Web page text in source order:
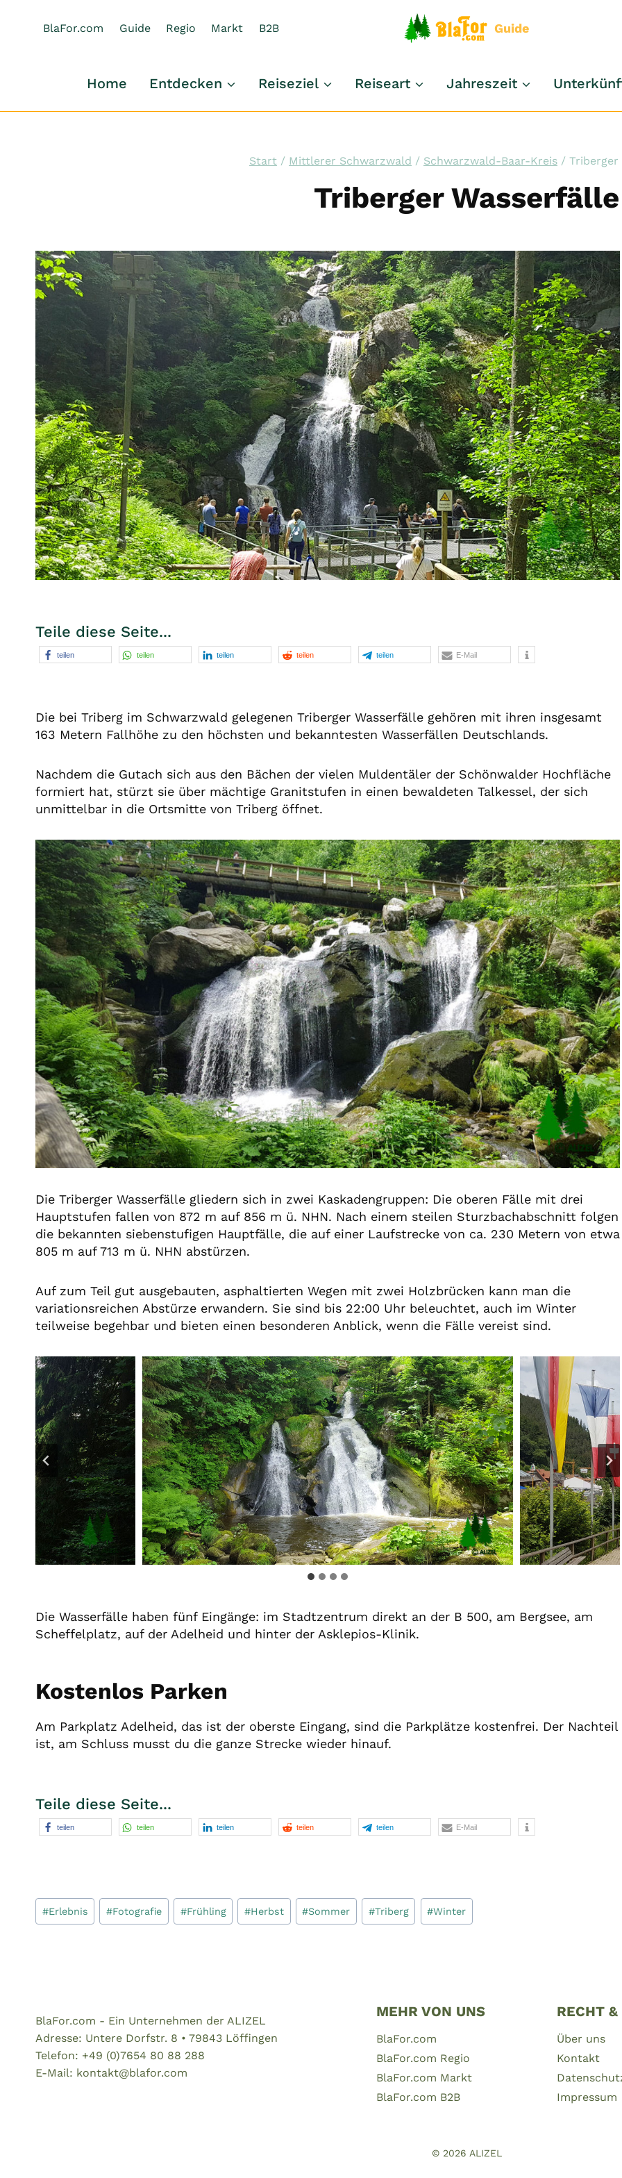
BlaFor.com Guide Regio Markt B2B Guide
Home Entdecken Reiseziel Reiseart Jahreszeit
Start / Mittlerer Schwarzwald / Schwarzwald-Baar-Kreis / Triberger
Triberger Wasserfälle
Teile diese Seite...
teilen teilen teilen teilen teilen E-Mail
Die bei Triberg im Schwarzwald gelegenen Triberger Wasserfälle gehören mit ihren insgesamt
163 Metern Fallhöhe zu den höchsten und bekanntesten Wasserfällen Deutschlands.
Nachdem die Gutach sich aus den Bächen der vielen Muldentäler der Schönwalder Hochfläche
formiert hat, stürzt sie über mächtige Granitstufen in einen bewaldeten Talkessel, der sich
unmittelbar in die Ortsmitte von Triberg öffnet.
Die Triberger Wasserfälle gliedern sich in zwei Kaskadengruppen: Die oberen Fälle mit drei
Hauptstufen fallen von 872 m auf 856 m ü. NHN. Nach einem steilen Sturzbachabschnitt folgen
die bekannten siebenstufigen Hauptfälle, die auf einer Laufstrecke von ca. 230 Metern von etwa
805 m auf 713 m ü. NHN abstürzen.
Auf zum Teil gut ausgebauten, asphaltierten Wegen mit zwei Holzbrücken kann man die
variationsreichen Abstürze erwandern. Sie sind bis 22:00 Uhr beleuchtet, auch im Winter
teilweise begehbar und bieten einen besonderen Anblick, wenn die Fälle vereist sind.
Die Wasserfälle haben fünf Eingänge: im Stadtzentrum direkt an der B 500, am Bergsee, am
Scheffelplatz, auf der Adelheid und hinter der Asklepios-Klinik.
Kostenlos Parken
Am Parkplatz Adelheid, das ist der oberste Eingang, sind die Parkplätze kostenfrei. Der Nachteil
ist, am Schluss musst du die ganze Strecke wieder hinauf.
Teile diese Seite...
teilen teilen teilen teilen teilen E-Mail
Schlagworte:
#Erlebnis #Fotografie #Frühling #Herbst #Sommer #Triberg #Winter
BlaFor.com - Ein Unternehmen der ALIZEL
Adresse: Untere Dorfstr. 8 • 79843 Löffingen
Telefon: +49 (0)7654 80 88 288
E-Mail: kontakt@blafor.com
MEHR VON UNS
BlaFor.com
BlaFor.com Regio
BlaFor.com Markt
BlaFor.com B2B
RECHT &
Über uns
Kontakt
Impressum
© 2026 ALIZEL